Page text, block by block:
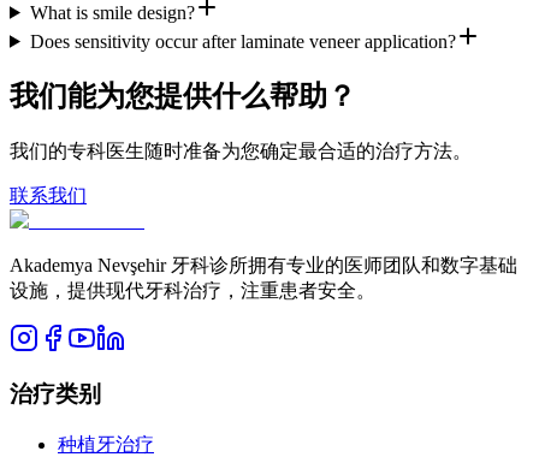
What is smile design?
Does sensitivity occur after laminate veneer application?
我们能为您提供什么帮助？
我们的专科医生随时准备为您确定最合适的治疗方法。
联系我们
Akademya Nevşehir 牙科诊所拥有专业的医师团队和数字基础
设施，提供现代牙科治疗，注重患者安全。
治疗类别
种植牙治疗